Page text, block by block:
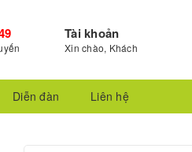
Tài khoản
Xin chào, Khách
Diễn đàn Liên hệ